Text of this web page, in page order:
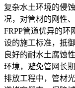
复杂水土环境的侵
况，对管材的刚性
FRPP管道优异的环
设的施工标准，抵
良好的耐水土腐蚀
环境，避免管网长
排放工程中，管材